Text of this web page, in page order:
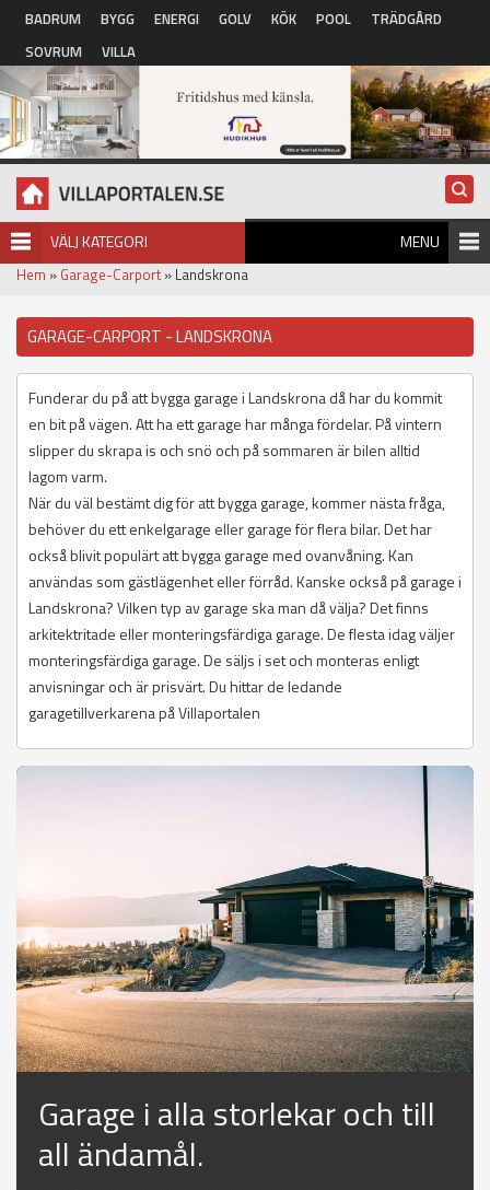
Hoppa till huvudinnehåll
BADRUM BYGG ENERGI GOLV KÖK POOL
TRÄDGÅRD
SOVRUM
VILLA
VÄLJ KATEGORI MENU
Hem » Garage-Carport » Landskrona
GARAGE-CARPORT - LANDSKRONA
Funderar du på att bygga garage i Landskrona då har du kommit
en bit på vägen. Att ha ett garage har många fördelar. På vintern
slipper du skrapa is och snö och på sommaren är bilen alltid
lagom varm.
När du väl bestämt dig för att bygga garage, kommer nästa fråga,
behöver du ett enkelgarage eller garage för flera bilar. Det har
också blivit populärt att bygga garage med ovanvåning. Kan
användas som gästlägenhet eller förråd. Kanske också på garage i
Landskrona? Vilken typ av garage ska man då välja? Det finns
arkitektritade eller monteringsfärdiga garage. De flesta idag väljer
monteringsfärdiga garage. De säljs i set och monteras enligt
anvisningar och är prisvärt. Du hittar de ledande
garagetillverkarena på Villaportalen
Garage i alla storlekar och till
all ändamål.